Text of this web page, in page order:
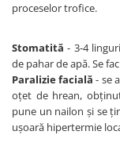
proceselor trofice.
Stomatită - 3-4
de pahar de apă. Se
Paralizie facială- se
oţet de hrean,
pune un nailon şi se
uşoară hipertermie